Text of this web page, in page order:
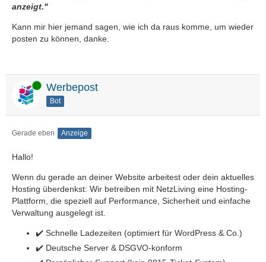
anzeigt."
Kann mir hier jemand sagen, wie ich da raus komme, um wieder
posten zu können, danke.
Online Werbepost
Bot
Gerade eben Anzeige
Hallo!
Wenn du gerade an deiner Website arbeitest oder dein aktuelles
Hosting überdenkst: Wir betreiben mit NetzLiving eine Hosting-
Plattform, die speziell auf Performance, Sicherheit und einfache
Verwaltung ausgelegt ist.
✔️ Schnelle Ladezeiten (optimiert für WordPress & Co.)
✔️ Deutsche Server & DSGVO-konform